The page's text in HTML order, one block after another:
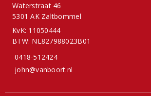
Waterstraat 46
5301 AK Zaltbommel
KvK: 11050444
BTW: NL827988023B01
0418-512424
john@vanboort.nl